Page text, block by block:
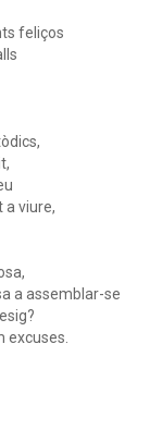
feliços
a viure,
a assemblar-se
excuses.